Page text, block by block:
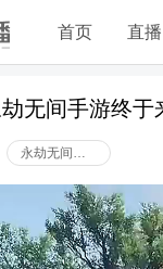
首页 直播
无间手游终
永劫无间手游